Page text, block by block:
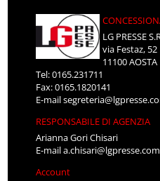
LG PRESSE
via Festaz, 52
11100 AOSTA
Tel: 0165.231711
Fax: 0165.1820141
E-mail
RESPONSABILE DI AGENZIA
Arianna Gori Chisari
E-maila.chisari@lgpresse.com
Account